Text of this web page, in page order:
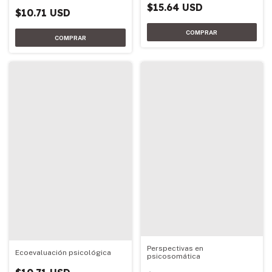
$10.71 USD $15.64 USD
Ecoevaluación psicológica
Perspectivas en
psicosomática